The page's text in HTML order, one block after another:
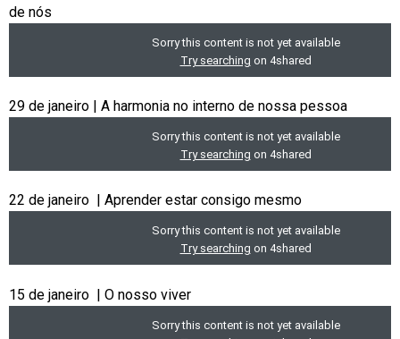
de nós
29 de janeiro | A harmonia no interno de nossa pessoa
22 de janeiro | Aprender estar consigo mesmo
15 de janeiro | O nosso viver